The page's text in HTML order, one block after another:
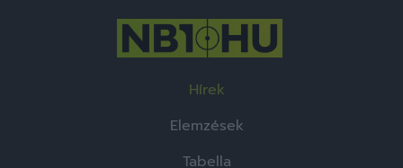
Hírek
Elemzések
Tabella